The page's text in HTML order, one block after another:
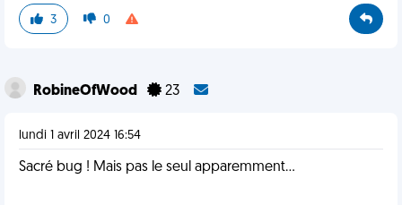
3 0
RobineOfWood 23
lundi 1 avril 2024 16:54
Sacré bug ! Mais pas le seul apparemment...